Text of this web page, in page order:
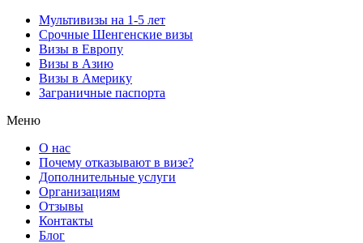
Мультивизы на 1-5 лет
Срочные Шенгенские визы
Визы в Европу
Визы в Азию
Визы в Америку
Заграничные паспорта
Меню
О нас
Почему отказывают в визе?
Дополнительные услуги
Организациям
Отзывы
Контакты
Блог